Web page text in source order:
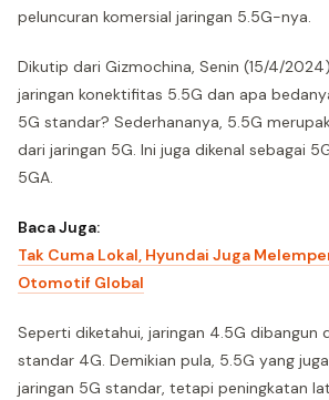
peluncuran komersial jaringan 5.5G-nya.
Dikutip dari Gizmochina, Senin (15/4/
jaringan konektifitas 5.5G dan apa
5G standar? Sederhananya, 5.5G
dari jaringan 5G. Ini juga dikenal sebagai
5GA.
Baca Juga:
Tak Cuma Lokal, Hyundai Juga
Otomotif Global
Seperti diketahui, jaringan 4.5G dibangun
standar 4G. Demikian pula, 5.5G yang
jaringan 5G standar, tetapi peningkatan